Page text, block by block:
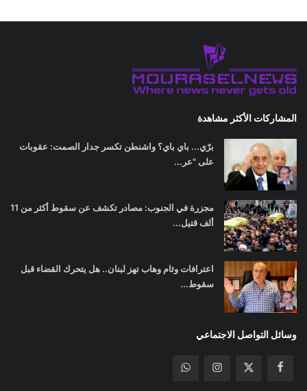
المشاركات الأكثر مشاهدة
برّي... باي باي؟ واشنطن تكسر جدار الصمت: عقوبات
على "عر...
مجزرة في الجنوب: مصادر تكشف عن سقوط أكثر من 11
ألف قتيل...
اعترافات وئام وهاب تهز لبنان.. هل يتحرك القضاء قبل
سقوط...
وسائل التواصل الاجتماعي